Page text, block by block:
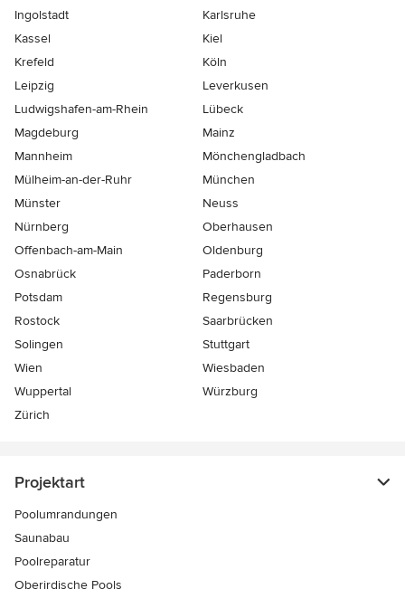
Ingolstadt
Karlsruhe
Kassel
Kiel
Krefeld
Köln
Leipzig
Leverkusen
Ludwigshafen-am-Rhein
Lübeck
Magdeburg
Mainz
Mannheim
Mönchen­gladbach
Mülheim-an-der-Ruhr
München
Münster
Neuss
Nürnberg
Oberhausen
Offenbach-am-Main
Oldenburg
Osnabrück
Paderborn
Potsdam
Regensburg
Rostock
Saarbrücken
Solingen
Stuttgart
Wien
Wiesbaden
Wuppertal
Würzburg
Zürich
Projektart
Poolumrandungen
Saunabau
Poolreparatur
Oberirdische Pools